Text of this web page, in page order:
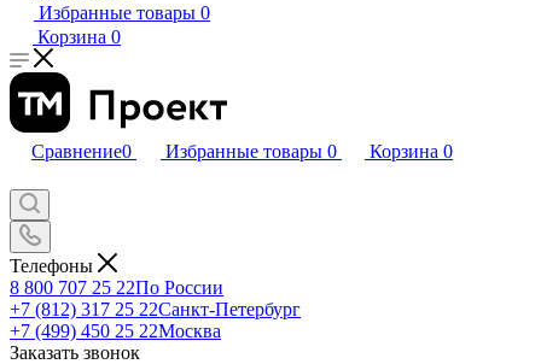
Избранные товары 0
Корзина 0
Сравнение0 Избранные товары 0 Корзина 0
Телефоны
8 800 707 25 22По России
+7 (812) 317 25 22Санкт-Петербург
+7 (499) 450 25 22Москва
Заказать звонок